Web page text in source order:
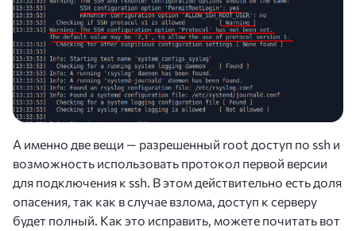
А именно две вещи — разрешенный root доступ по ssh и
возможность использовать протокол первой версии
для подключения к ssh. В этом действительно есть доля
опасения, так как в случае взлома, доступ к серверу
будет полный. Как это исправить, можете почитать вот